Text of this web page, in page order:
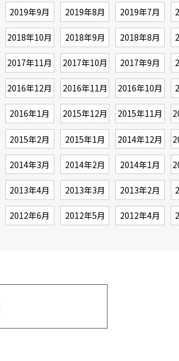
2019年9月 2019年8月 2019年7月
2018年10月 2018年9月 2018年8月
2017年11月 2017年10月 2017年9月
2016年12月 2016年11月 2016年10月
2016年1月 2015年12月 2015年11月
2015年2月 2015年1月 2014年12月
2014年3月 2014年2月 2014年1月
2013年4月 2013年3月 2013年2月
2012年6月 2012年5月 2012年4月